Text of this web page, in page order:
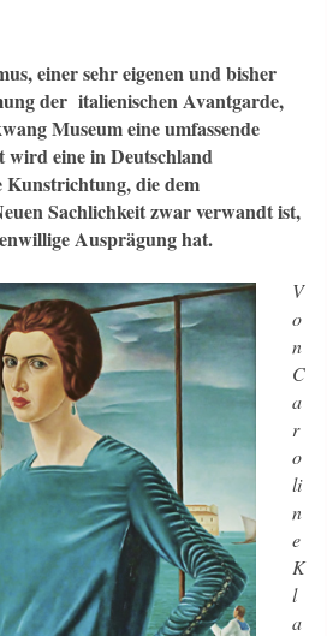
einer sehr eigenen und bisher
der italienischen Avantgarde,
Museum eine umfassende
wird eine in Deutschland
Kunstrichtung, die dem
Sachlichkeit zwar verwandt ist,
Ausprägung hat.
V
o
n
C
a
r
o
li
n
e
K
l
a